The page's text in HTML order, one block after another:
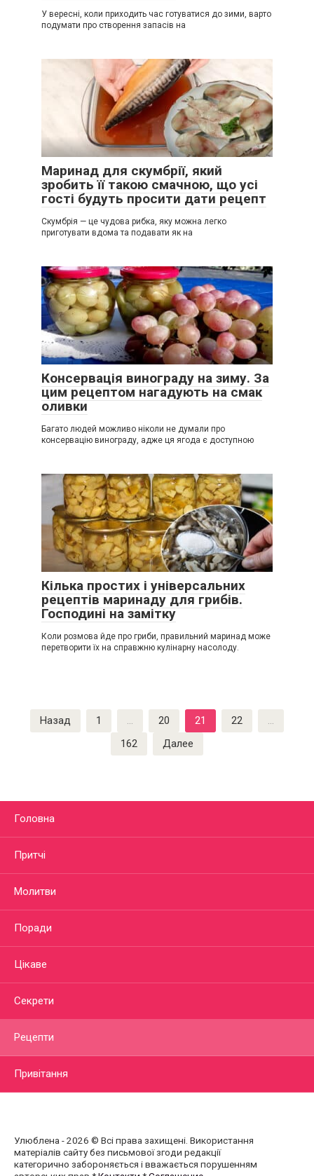
У вересні, коли приходить час готуватися до зими, варто
подумати про створення запасів на
Маринад для скумбрії, який
зробить її такою смачною, що усі
гості будуть просити дати рецепт
Скумбрія — це чудова рибка, яку можна легко
приготувати вдома та подавати як на
Консервація винограду на зиму. За
цим рецептом нагадують на смак
оливки
Багато людей можливо ніколи не думали про
консервацію винограду, адже ця ягода є доступною
Кілька простих і універсальних
рецептів маринаду для грибів.
Господині на замітку
Коли розмова йде про гриби, правильний маринад може
перетворити їх на справжню кулінарну насолоду.
Пагинация
записей
Назад 1 … 20 21 22
…
162
Далее
Головна
Притчі
Молитви
Поради
Цікаве
Секрети
Рецепти
Привітання
Улюблена - 2026 © Всі права захищені. Використання
матеріалів сайту без письмової згоди редакції
категорично забороняється і вважається порушенням